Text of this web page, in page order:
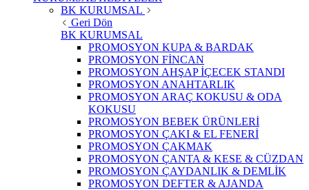
BK KURUMSAL
Geri Dön
BK KURUMSAL
PROMOSYON KUPA & BARDAK
PROMOSYON FİNCAN
PROMOSYON AHŞAP İÇECEK STANDI
PROMOSYON ANAHTARLIK
PROMOSYON ARAÇ KOKUSU & ODA
KOKUSU
PROMOSYON BEBEK ÜRÜNLERİ
PROMOSYON ÇAKI & EL FENERİ
PROMOSYON ÇAKMAK
PROMOSYON ÇANTA & KESE & CÜZDAN
PROMOSYON ÇAYDANLIK & DEMLİK
PROMOSYON DEFTER & AJANDA